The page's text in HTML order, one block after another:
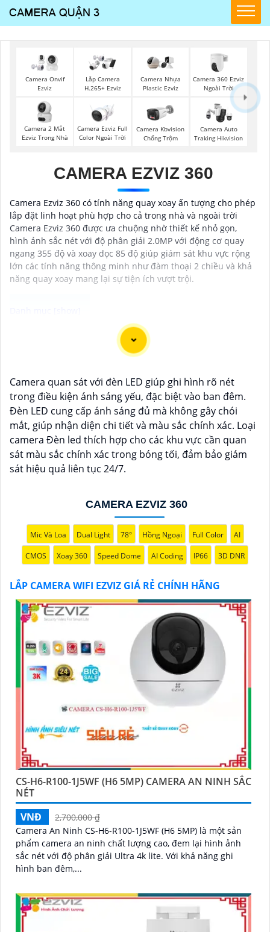
Camera Onvif
Ezviz
Lắp Camera
H.265+ Ezviz
Camera Nhựa
Plastic Ezviz
Camera 360 Ezviz
Ngoài Trời
Camera 2 Mắt
Ezviz Trong Nhà
Camera Ezviz Full
Color Ngoài Trời
Camera Kbvision
Chống Trộm
Camera Auto
Traking Hikvision
CAMERA EZVIZ 360
Camera Ezviz 360 có tính năng quay xoay ấn tượng cho phép
lắp đặt linh hoạt phù hợp cho cả trong nhà và ngoài trời
Camera Ezviz 360 được ưa chuộng nhờ thiết kế nhỏ gọn,
hình ảnh sắc nét với độ phân giải 2.0MP với động cơ quay
ngang 355 độ và xoay dọc 85 độ giúp giám sát khu vực rộng
lớn các tính năng thông minh như đàm thoại 2 chiều và khả
năng quay xoay mang lại sự tiện ích vượt trội.
"Bạn đang tìm kiếm một giải pháp an ninh hiệu quả và
tiết kiệm? Hãy khám phá Camera Wifi Ezviz - dòng sản
hiện đại, dễ dàng lắp đặt và kết nối thông minh qua
Wifi, Camera Wifi Ezviz sẽ giúp bạn giám sát ngôi nhà
hoặc văn phòng mọi lúc mọi nơi chỉ bằng một chiếc
điện thoại thông minh.
Không chỉ vậy, sản phẩm cũng mang lại chất lượng
hình ảnh sắc nét và độ phân giải cao, cho phép bạn
theo dõi mọi hoạt động một cách dễ dàng. Đừng bỏ lỡ
bảo vệ tài sản và gia đình của bạn ngay hôm nay!"
Hy vọng đoạn văn trên sẽ giúp bạn trong việc giới
thiệu sản phẩm Camera Wifi Ezviz.
Camera quan sát với đèn LED giúp ghi hình rõ nét
trong điều kiện ánh sáng yếu, đặc biệt vào ban đêm.
Đèn LED cung cấp ánh sáng đủ mà không gây chói
mắt, giúp nhận diện chi tiết và màu sắc chính xác. Loại
camera Đèn led thích hợp cho các khu vực cần quan
sát màu sắc chính xác trong bóng tối, đảm bảo giám
sát hiệu quả liên tục 24/7.
CAMERA EZVIZ 360
Mic Và Loa Dual Light 78° Hồng Ngoại Full Color AI
CMOS Xoay 360 Speed Dome AI Coding IP66 3D DNR
LẮP CAMERA WIFI EZVIZ GIÁ RẺ CHÍNH HÃNG
CS-H6-R100-1J5WF (H6 5MP) CAMERA AN NINH SẮC
NÉT
VNĐ
2,700,000 ₫
Camera An Ninh CS-H6-R100-1J5WF (H6 5MP) là một sản
phẩm camera an ninh chất lượng cao, đem lại hình ảnh
sắc nét với độ phân giải Ultra 4k lite. Với khả năng ghi
hình ban đêm,...